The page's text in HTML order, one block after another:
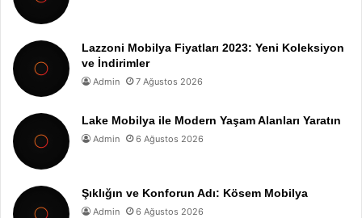
Lazzoni Mobilya Fiyatları 2023: Yeni Koleksiyon
ve İndirimler
Admin 7 Ağustos 2026
Lake Mobilya ile Modern Yaşam Alanları Yaratın
Admin 6 Ağustos 2026
Şıklığın ve Konforun Adı: Kösem Mobilya
Admin 6 Ağustos 2026